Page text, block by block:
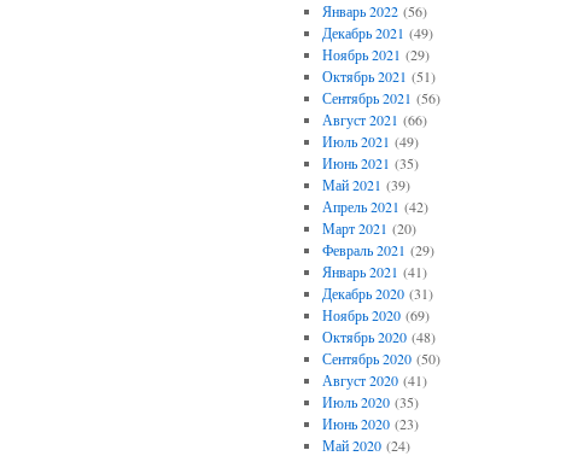
Январь 2022(56)
Декабрь 2021 (49)
Ноябрь 2021 (29)
Октябрь 2021 (51)
Сентябрь 2021 (56)
Август 2021 (66)
Июль 2021 (49)
Июнь 2021 (35)
Май 2021 (39)
Апрель 2021 (42)
Март 2021 (20)
Февраль 2021 (29)
Январь 2021 (41)
Декабрь 2020(31)
Ноябрь 2020(69)
Октябрь 2020(48)
Сентябрь 2020(50)
Август 2020(41)
Июль 2020(35)
Июнь 2020(23)
Май 2020(24)